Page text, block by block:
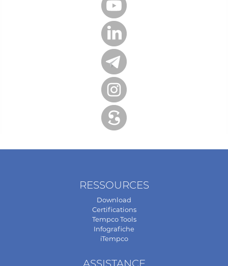
RESSOURCES
Download
Certifications
Tempco Tools
Infografiche
iTempco
ASSISTANCE